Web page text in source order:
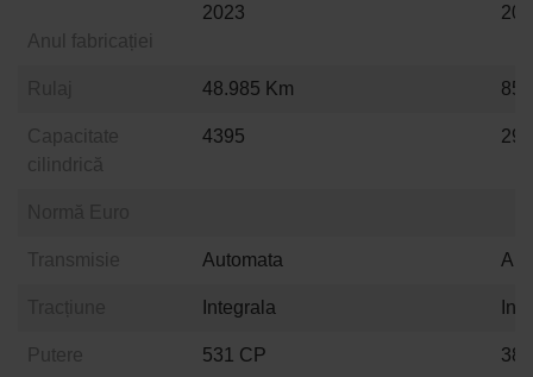
Anul fabricației
Capacitate
cilindrică
Transmisie
Putere
2023
48.985 Km
4395
Automata
Integrala
531 CP